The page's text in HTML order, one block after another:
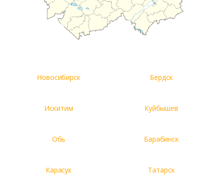
Новосибирск Бердск
Искитим Куйбышев
Обь Барабинск
Карасук Татарск